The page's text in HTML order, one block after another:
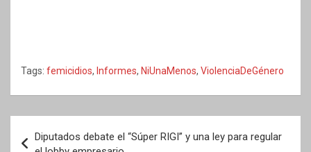
Tags: femicidios, Informes, NiUnaMenos, ViolenciaDeGénero
Diputados debate el “Súper RIGI” y una ley para regular